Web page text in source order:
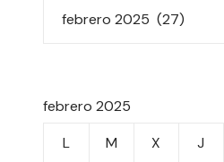
febrero 2025
L
M X J